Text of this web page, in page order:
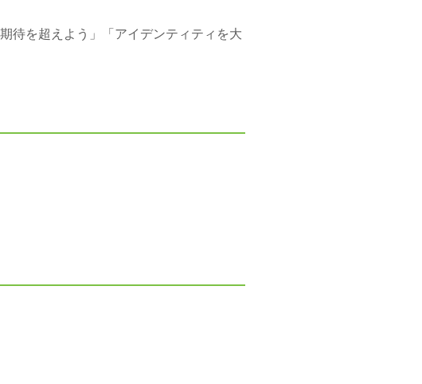
待を超えよう」「アイデンティティを大